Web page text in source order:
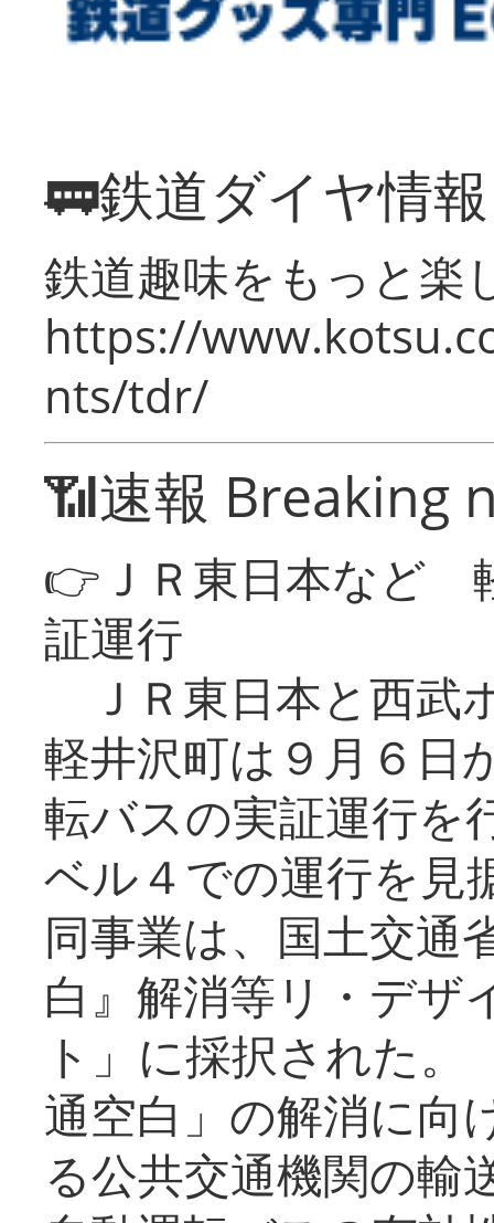
🚃鉄道ダイヤ情
鉄道趣味をもっと楽
https://
nts/tdr/
📶速報 Breaking
👉ＪＲ東日本など
証運行
ＪＲ東日本と西武
軽井沢町は９月６日
転バスの実証運行を
ベル４での運行を見
同事業は、国土交通
白』解消等リ・デザ
ト」に採択された
通空白」の解消に向
る公共交通機関の輸